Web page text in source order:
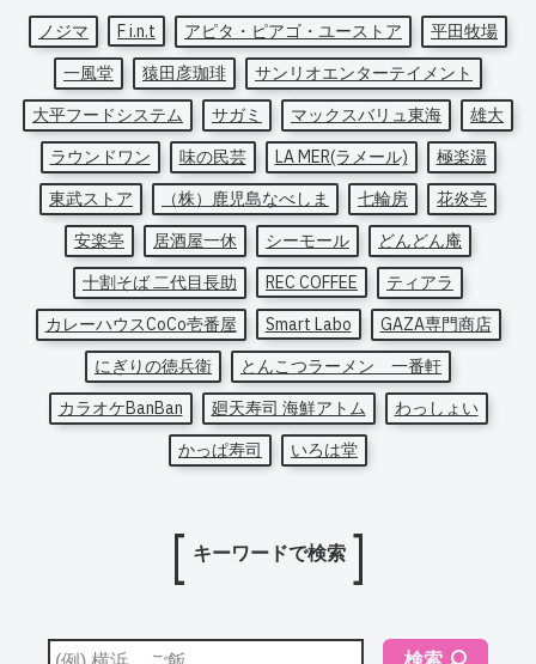
ノジマ F i.n.t アピタ・ピアゴ・ユーストア
平田牧場
一風堂
猿田彦珈琲
サンリオエンターテイメント
大平フードシステム
サガミ マックスバリュ東海
雄大
ラウンドワン
味の民芸 LA MER(ラメール)
極楽湯
東武ストア
（株）鹿児島なべしま 七輪房
花炎亭
安楽亭
居酒屋一休 シーモール
どんどん庵
十割そば 二代目長助
REC COFFEE
ティアラ
カレーハウスCoCo壱番屋
Smart Labo
GAZA専門商店
にぎりの徳兵衛
とんこつラーメン 一番軒
カラオケBanBan
廻天寿司 海鮮アトム
わっしょい
かっぱ寿司
いろは堂
キーワードで検索